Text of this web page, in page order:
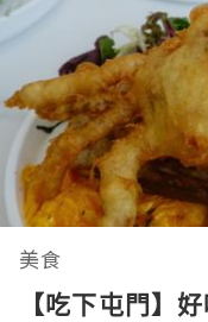
美食
【吃下屯門】